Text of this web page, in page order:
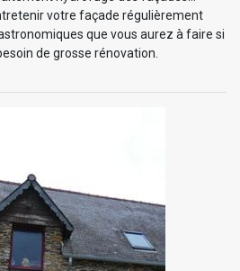
votre façade régulièrement
que vous aurez à faire si
de grosse rénovation.